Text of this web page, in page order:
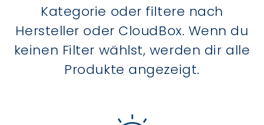
Kategorie oder filtere nach
Hersteller oder CloudBox. Wenn du
keinen Filter wählst, werden dir alle
Produkte angezeigt.